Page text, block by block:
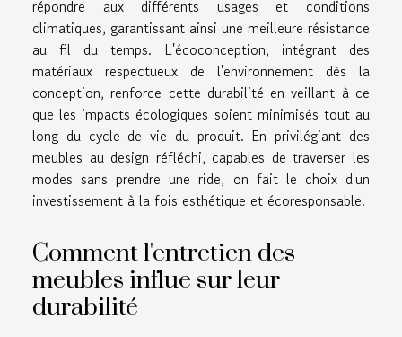
répondre aux différents usages et conditions
climatiques, garantissant ainsi une meilleure résistance
au fil du temps. L'écoconception, intégrant des
matériaux respectueux de l'environnement dès la
conception, renforce cette durabilité en veillant à ce
que les impacts écologiques soient minimisés tout au
long du cycle de vie du produit. En privilégiant des
meubles au design réfléchi, capables de traverser les
modes sans prendre une ride, on fait le choix d'un
investissement à la fois esthétique et écoresponsable.
Comment l'entretien des
meubles influe sur leur
durabilité